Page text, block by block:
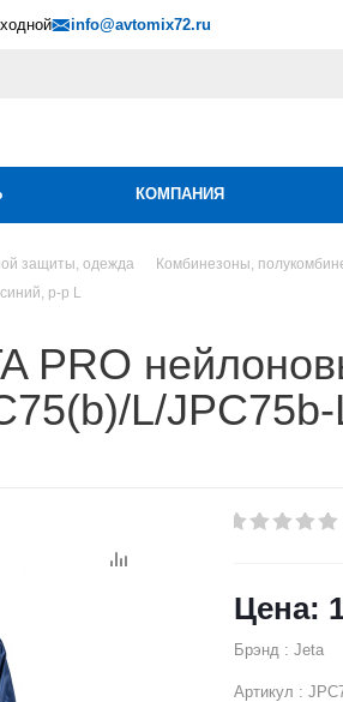
info@avtomix72.ru
КОМПАНИЯ
защиты, одежда Комбинезоны,
р-р L
PRO
L/JPC75b-
Брэнд : Jeta
Артикул :